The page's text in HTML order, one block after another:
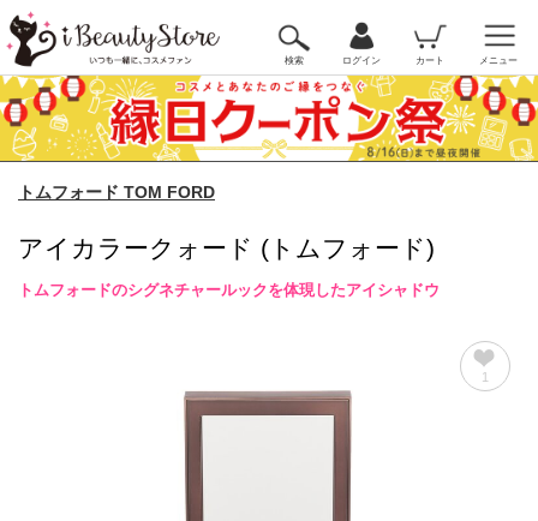
検索 ログイン カート メニュー
トムフォード TOM FORD
アイカラークォード (トムフォード)
トムフォードのシグネチャールックを体現したアイシャドウ
1